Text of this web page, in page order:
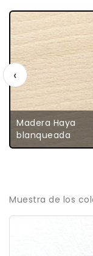
Madera Haya
blanqueada
‹
Muestra de los